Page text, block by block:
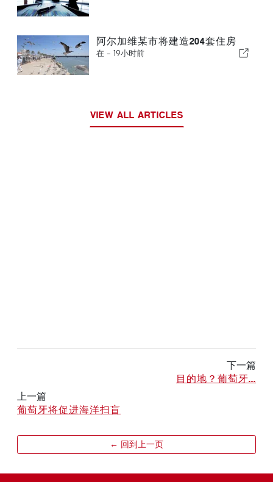
阿尔加维某市将建造204套住房
在 - 19小时前
VIEW ALL ARTICLES
下一篇
目的地？葡萄牙...
上一篇
葡萄牙将促进海洋扫盲
← 回到上一页